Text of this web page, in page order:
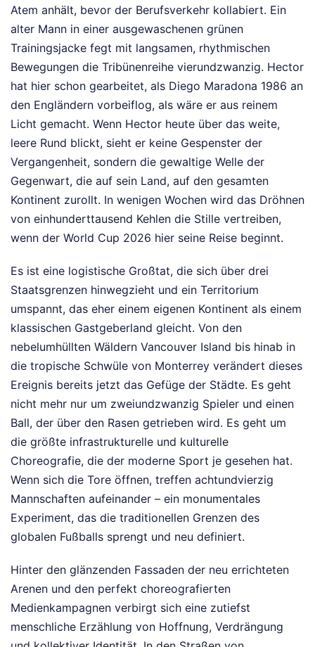
Atem anhält, bevor der Berufsverkehr kollabiert. Ein
alter Mann in einer ausgewaschenen grünen
Trainingsjacke fegt mit langsamen, rhythmischen
Bewegungen die Tribünenreihe vierundzwanzig. Hector
hat hier schon gearbeitet, als Diego Maradona 1986 an
den Engländern vorbeiflog, als wäre er aus reinem
Licht gemacht. Wenn Hector heute über das weite,
leere Rund blickt, sieht er keine Gespenster der
Vergangenheit, sondern die gewaltige Welle der
Gegenwart, die auf sein Land, auf den gesamten
Kontinent zurollt. In wenigen Wochen wird das Dröhnen
von einhunderttausend Kehlen die Stille vertreiben,
wenn der World Cup 2026 hier seine Reise beginnt.
Es ist eine logistische Großtat, die sich über drei
Staatsgrenzen hinwegzieht und ein Territorium
umspannt, das eher einem eigenen Kontinent als einem
klassischen Gastgeberland gleicht. Von den
nebelumhüllten Wäldern Vancouver Island bis hinab in
die tropische Schwüle von Monterrey verändert dieses
Ereignis bereits jetzt das Gefüge der Städte. Es geht
nicht mehr nur um zweiundzwanzig Spieler und einen
Ball, der über den Rasen getrieben wird. Es geht um
die größte infrastrukturelle und kulturelle
Choreografie, die der moderne Sport je gesehen hat.
Wenn sich die Tore öffnen, treffen achtundvierzig
Mannschaften aufeinander – ein monumentales
Experiment, das die traditionellen Grenzen des
globalen Fußballs sprengt und neu definiert.
Hinter den glänzenden Fassaden der neu errichteten
Arenen und den perfekt choreografierten
Medienkampagnen verbirgt sich eine zutiefst
menschliche Erzählung von Hoffnung, Verdrängung